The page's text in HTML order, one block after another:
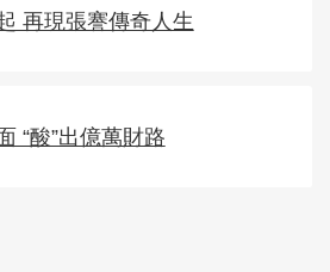
再現張謇傳奇人生
“酸”出億萬財路